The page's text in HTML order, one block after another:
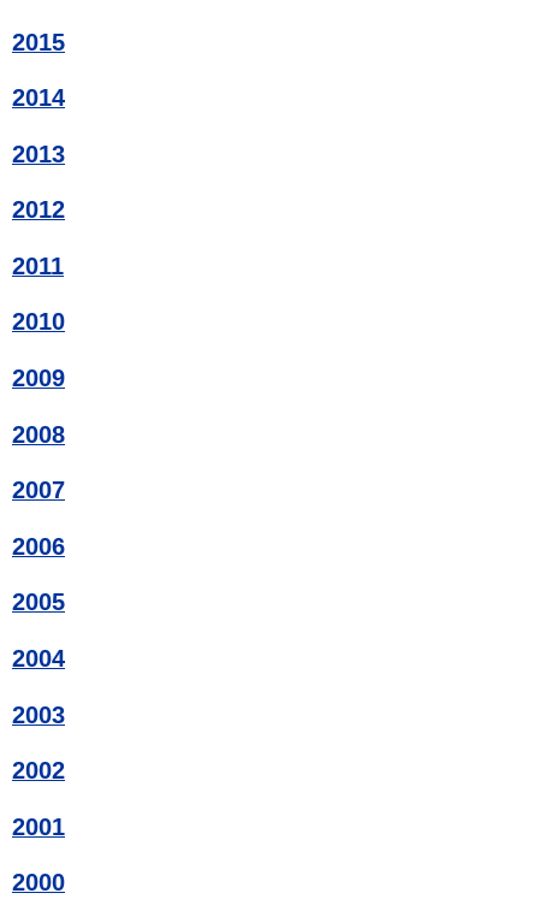
2015
2014
2013
2012
2011
2010
2009
2008
2007
2006
2005
2004
2003
2002
2001
2000